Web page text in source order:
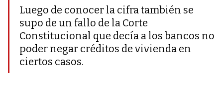
Luego de conocer la cifra también se
supo de un fallo de la Corte
Constitucional que decía a los bancos no
poder negar créditos de vivienda en
ciertos casos.